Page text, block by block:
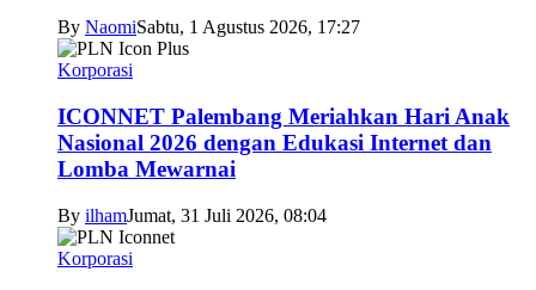
By NaomiSabtu, 1 Agustus 2026, 17:27
Korporasi
ICONNET Palembang Meriahkan Hari Anak
Nasional 2026 dengan Edukasi Internet dan
Lomba Mewarnai
By ilhamJumat, 31 Juli 2026, 08:04
Korporasi